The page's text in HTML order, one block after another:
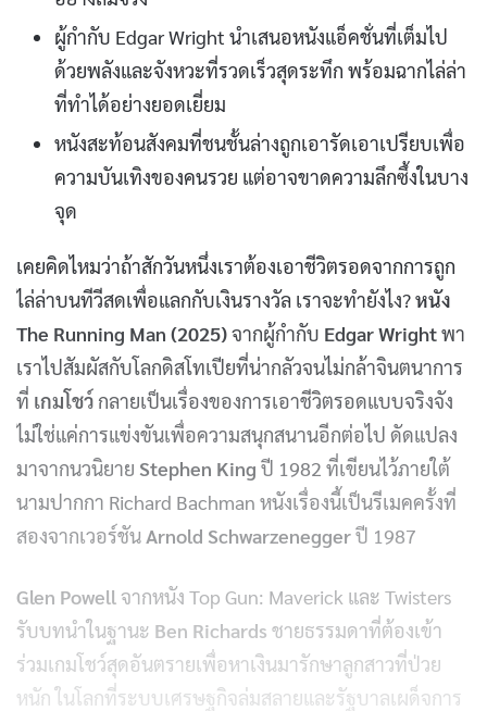
ผู้กำกับ Edgar Wright นำเสนอหนังแอ็คชั่นที่เต็มไป
ด้วยพลังและจังหวะที่รวดเร็วสุดระทึก พร้อมฉากไล่ล่า
ที่ทำได้อย่างยอดเยี่ยม
หนังสะท้อนสังคมที่ชนชั้นล่างถูกเอารัดเอาเปรียบเพื่อ
ความบันเทิงของคนรวย แต่อาจขาดความลึกซึ้งในบาง
จุด
เคยคิดไหมว่าถ้าสักวันหนึ่งเราต้องเอาชีวิตรอดจากการถูก
ไล่ล่าบนทีวีสดเพื่อแลกกับเงินรางวัล เราจะทำยังไง?หนัง
The Running Man (2025)จากผู้กำกับ Edgar Wrightพา
เราไปสัมผัสกับโลกดิสโทเปียที่น่ากลัวจนไม่กล้าจินตนาการ
ที่ เกมโชว์ กลายเป็นเรื่องของการเอาชีวิตรอดแบบจริงจัง
ไม่ใช่แค่การแข่งขันเพื่อความสนุกสนานอีกต่อไป ดัดแปลง
มาจากนวนิยาย Stephen King ปี 1982 ที่เขียนไว้ภายใต้
นามปากกา Richard Bachman หนังเรื่องนี้เป็นรีเมคครั้งที่
สองจากเวอร์ชัน Arnold Schwarzeneggerปี 1987
Glen Powell จากหนัง Top Gun: Maverick และ Twisters
รับบทนำในฐานะ Ben Richards ชายธรรมดาที่ต้องเข้า
ร่วมเกมโชว์สุดอันตรายเพื่อหาเงินมารักษาลูกสาวที่ป่วย
หนัก ในโลกที่ระบบเศรษฐกิจล่มสลายและรัฐบาลเผด็จการ